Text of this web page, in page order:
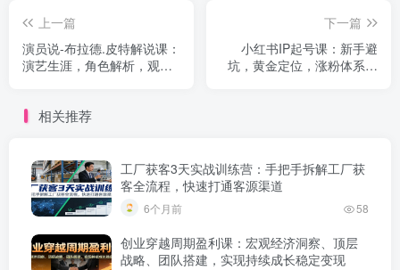
上一篇
演员说-布拉德.皮特解说课：
演艺生涯，角色解析，观众
下一篇
小红书IP起号课：新手避
坑，黄金定位，涨粉体系，
相关推荐
工厂获客3天实战训练营：手把手拆解工厂获
客全流程，快速打通客源渠道
6个月前 58
创业穿越周期盈利课：宏观经济洞察、顶层
战略、团队搭建，实现持续成长稳定变现